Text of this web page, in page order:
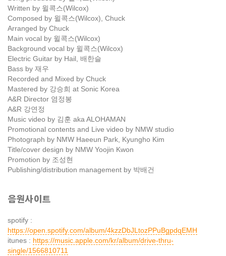
Written by 윌콕스(Wilcox)
Composed by 윌콕스(Wilcox), Chuck
Arranged by Chuck
Main vocal by 윌콕스(Wilcox)
Background vocal by 윌콕스(Wilcox)
Electric Guitar by Hail, 배한슬
Bass by 재우
Recorded and Mixed by Chuck
Mastered by 강승희 at Sonic Korea
A&R Director 염정봉
A&R 강연정
Music video by 김훈 aka ALOHAMAN
Promotional contents and Live video by NMW studio
Photograph by NMW Haeeun Park, Kyungho Kim
Title/cover design by NMW Yoojin Kwon
Promotion by 조성현
Publishing/distribution management by 박배건
음원사이트
spotify :
https://open.spotify.com/album/4kzzDbJLtozPPuBgpdqEMH
itunes : https://music.apple.com/kr/album/drive-thru-
single/1566810711